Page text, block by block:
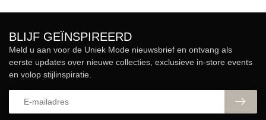
BLIJF GEÏNSPIREERD
Meld u aan voor de Uniek Mode nieuwsbrief en ontvang als
eerste updates over nieuwe collecties, exclusieve in-store events
en volop stijlinspiratie.